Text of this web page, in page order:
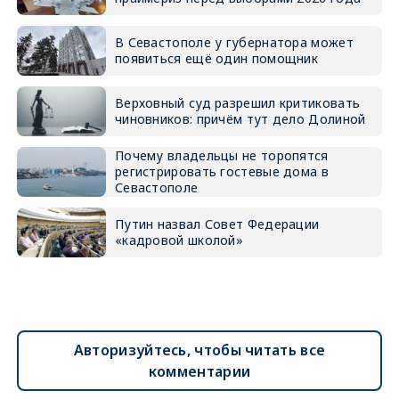
В Севастополе у губернатора может
появиться ещё один помощник
Верховный суд разрешил критиковать
чиновников: причём тут дело Долиной
Почему владельцы не торопятся
регистрировать гостевые дома в
Севастополе
Путин назвал Совет Федерации
«кадровой школой»
Авторизуйтесь, чтобы читать все
комментарии